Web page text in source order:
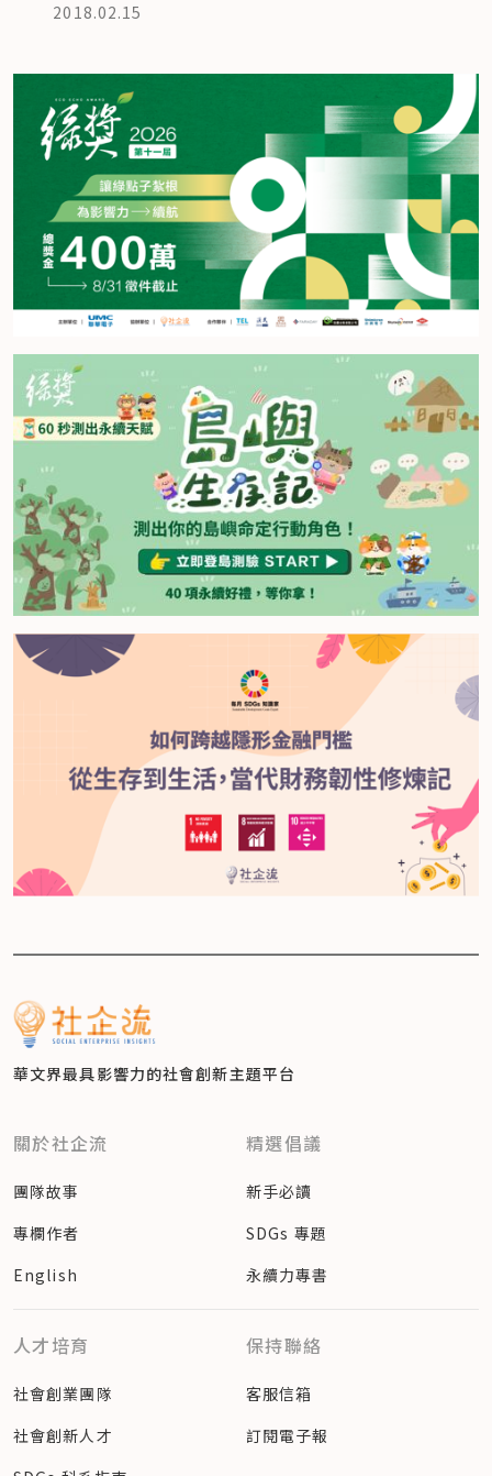
2018.02.15
華文界最具影響力的社會創新主題平台
關於社企流
團隊故事
專欄作者
English
精選倡議
新手必讀
SDGs 專題
永續力專書
人才培育
社會創業團隊
社會創新人才
保持聯絡
客服信箱
訂閱電子報